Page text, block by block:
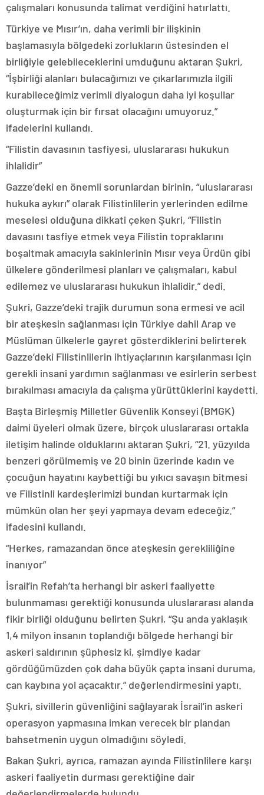
çalışmaları konusunda talimat verdiğini hatırlattı.
Türkiye ve Mısır’ın, daha verimli bir ilişkinin
başlamasıyla bölgedeki zorlukların üstesinden el
birliğiyle gelebileceklerini umduğunu aktaran Şukri,
“İşbirliği alanları bulacağımızı ve çıkarlarımızla ilgili
kurabileceğimiz verimli diyalogun daha iyi koşullar
oluşturmak için bir fırsat olacağını umuyoruz.”
ifadelerini kullandı.
“Filistin davasının tasfiyesi, uluslararası hukukun
ihlalidir”
Gazze’deki en önemli sorunlardan birinin, “uluslararası
hukuka aykırı” olarak Filistinlilerin yerlerinden edilme
meselesi olduğuna dikkati çeken Şukri, “Filistin
davasını tasfiye etmek veya Filistin topraklarını
boşaltmak amacıyla sakinlerinin Mısır veya Ürdün gibi
ülkelere gönderilmesi planları ve çalışmaları, kabul
edilemez ve uluslararası hukukun ihlalidir.” dedi.
Şukri, Gazze’deki trajik durumun sona ermesi ve acil
bir ateşkesin sağlanması için Türkiye dahil Arap ve
Müslüman ülkelerle gayret gösterdiklerini belirterek
Gazze’deki Filistinlilerin ihtiyaçlarının karşılanması için
gerekli insani yardımın sağlanması ve esirlerin serbest
bırakılması amacıyla da çalışma yürüttüklerini kaydetti.
Başta Birleşmiş Milletler Güvenlik Konseyi (BMGK)
daimi üyeleri olmak üzere, birçok uluslararası ortakla
iletişim halinde olduklarını aktaran Şukri, “21. yüzyılda
benzeri görülmemiş ve 20 binin üzerinde kadın ve
çocuğun hayatını kaybettiği bu yıkıcı savaşın bitmesi
ve Filistinli kardeşlerimizi bundan kurtarmak için
mümkün olan her şeyi yapmaya devam edeceğiz.”
ifadesini kullandı.
“Herkes, ramazandan önce ateşkesin gerekliliğine
inanıyor”
İsrail’in Refah’ta herhangi bir askeri faaliyette
bulunmaması gerektiği konusunda uluslararası alanda
fikir birliği olduğunu belirten Şukri, “Şu anda yaklaşık
1,4 milyon insanın toplandığı bölgede herhangi bir
askeri saldırının şüphesiz ki, şimdiye kadar
gördüğümüzden çok daha büyük çapta insani duruma,
can kaybına yol açacaktır.” değerlendirmesini yaptı.
Şukri, sivillerin güvenliğini sağlayarak İsrail’in askeri
operasyon yapmasına imkan verecek bir plandan
bahsetmenin uygun olmadığını söyledi.
Bakan Şukri, ayrıca, ramazan ayında Filistinlilere karşı
askeri faaliyetin durması gerektiğine dair